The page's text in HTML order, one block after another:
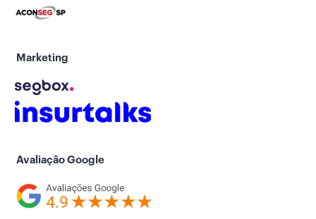
Marketing
Avaliação Google